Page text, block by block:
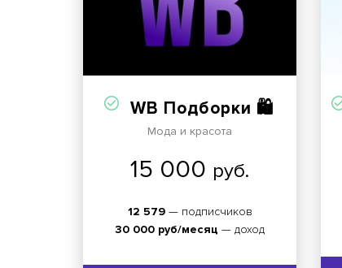
WB Подборки 🛍️
Мода и красота
15 000 руб.
12 579— подписчиков
30 000 руб/месяц — доход